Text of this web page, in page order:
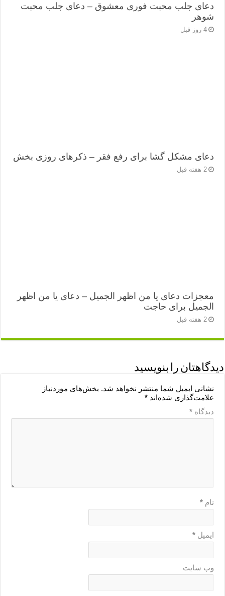
دعای جلب محبت فوری معشوق – دعای جلب محبت
شوهر
4 روز قبل
دعای مشکل گشا برای رفع فقر – ذکرهای روزی‌ بخش
2 هفته قبل
معجزات دعای یا من اظهر الجمیل – دعای یا من اظهر
الجمیل برای حاجت
2 هفته قبل
دیدگاهتان را بنویسید
نشانی ایمیل شما منتشر نخواهد شد. بخش‌های موردنیاز
علامت‌گذاری شده‌اند*
دیدگاه*
نام*
ایمیل*
وب‌ سایت